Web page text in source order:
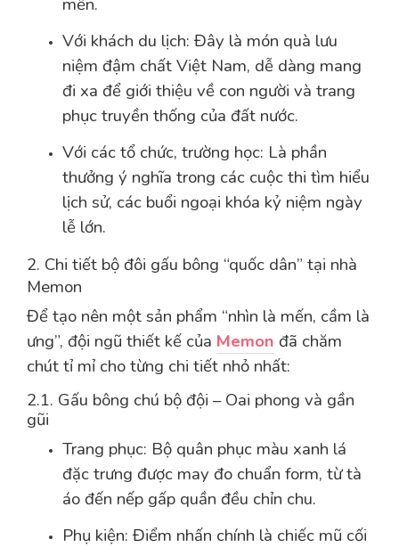
Với khách du lịch: Đây là món quà lưu
niệm đậm chất Việt Nam, dễ dàng mang
đi xa để giới thiệu về con người và trang
phục truyền thống của đất nước.
Với các tổ chức, trường học: Là phần
thưởng ý nghĩa trong các cuộc thi tìm hiểu
lịch sử, các buổi ngoại khóa kỷ niệm ngày
lễ lớn.
2. Chi tiết bộ đôi gấu bông “quốc dân” tại nhà
Memon
Để tạo nên một sản phẩm “nhìn là mến, cầm là
ưng”, đội ngũ thiết kế của Memon đã chăm
chút tỉ mỉ cho từng chi tiết nhỏ nhất:
2.1. Gấu bông chú bộ đội – Oai phong và gần
gũi
Trang phục: Bộ quân phục màu xanh lá
đặc trưng được may đo chuẩn form, từ tà
áo đến nếp gấp quần đều chỉn chu.
Phụ kiện: Điểm nhấn chính là chiếc mũ cối